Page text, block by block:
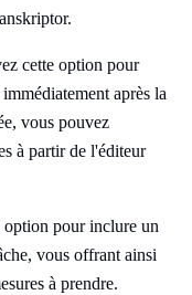
cette option pour
après la
vous pouvez
à partir de l'éditeur
option pour inclure un
vous offrant ainsi
à prendre.